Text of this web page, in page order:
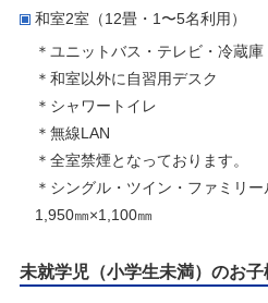
和室2室（12畳・1〜5名利用）
＊ユニットバス・テレビ・冷蔵庫
＊和室以外に自習用デスク
＊シャワートイレ
＊無線LAN
＊全室禁煙となっております。
＊シングル・ツイン・ファミリ
1,950㎜×1,100㎜
未就学児（小学生未満）のお